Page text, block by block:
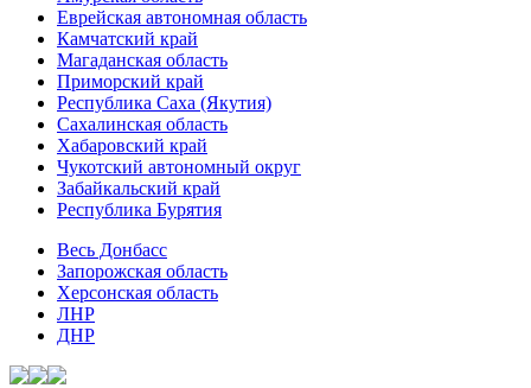
Еврейская автономная область
Камчатский край
Магаданская область
Приморский край
Республика Саха (Якутия)
Сахалинская область
Хабаровский край
Чукотский автономный округ
Забайкальский край
Республика Бурятия
Весь Донбасс
Запорожская область
Херсонская область
ЛНР
ДНР